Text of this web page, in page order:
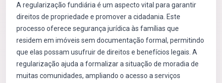
A regularização fundiária é um aspecto vital para garantir
direitos de propriedade e promover a cidadania. Este
processo oferece segurança jurídica às famílias que
residem em imóveis sem documentação formal, permitindo
que elas possam usufruir de direitos e benefícios legais. A
regularização ajuda a formalizar a situação de moradia de
muitas comunidades, ampliando o acesso a serviços